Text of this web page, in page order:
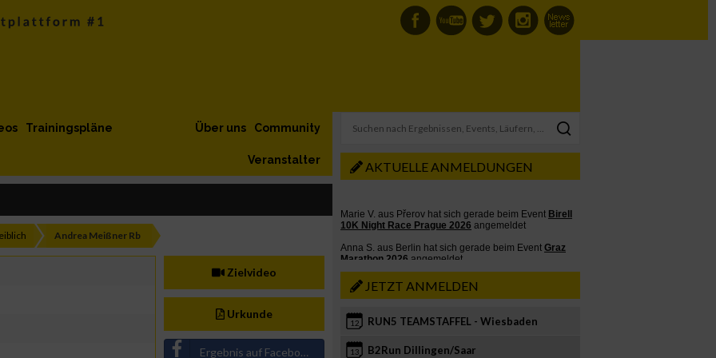
Trainingspläne Community
Über uns
Veranstalter
Andrea Meißner Rb
Zielvideo
Urkunde
Ergebnis auf Facebook teilen
AKTUELLE ANMELDUNGEN
JETZT ANMELDEN
12 RUN5 TEAMSTAFFEL - Wiesbaden
13 B2Run Dillingen/Saar